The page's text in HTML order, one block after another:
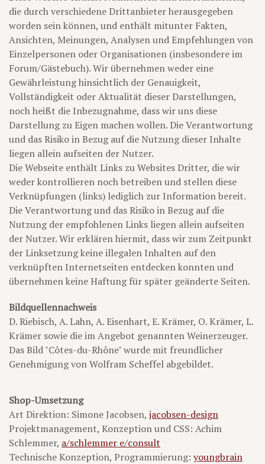
die durch verschiedene Drittanbieter herausgegeben
worden sein können, und enthält mitunter Fakten,
Ansichten, Meinungen, Analysen und Empfehlungen von
Einzelpersonen oder Organisationen (insbesondere im
Forum/Gästebuch). Wir übernehmen weder eine
Gewährleistung hinsichtlich der Genauigkeit,
Vollständigkeit oder Aktualität dieser Darstellungen,
noch heißt die Inbezugnahme, dass wir uns diese
Darstellung zu Eigen machen wollen. Die Verantwortung
und das Risiko in Bezug auf die Nutzung dieser Inhalte
liegen allein aufseiten der Nutzer.
Die Webseite enthält Links zu Websites Dritter, die wir
weder kontrollieren noch betreiben und stellen diese
Verknüpfungen (links) lediglich zur Information bereit.
Die Verantwortung und das Risiko in Bezug auf die
Nutzung der empfohlenen Links liegen allein aufseiten
der Nutzer. Wir erklären hiermit, dass wir zum Zeitpunkt
der Linksetzung keine illegalen Inhalten auf den
verknüpften Internetseiten entdecken konnten und
übernehmen keine Haftung für später geänderte Seiten.
Bildquellennachweis
D. Riebisch, A. Lahn, A. Eisenhart, E. Krämer, O. Krämer, L.
Krämer sowie die im Angebot genannten Weinerzeuger.
Das Bild "Côtes-du-Rhône" wurde mit freundlicher
Genehmigung von Wolfram Scheffel abgebildet.
Shop-Umsetzung
Art Direktion: Simone Jacobsen, jacobsen-design
Projektmanagement, Konzeption und CSS: Achim
Schlemmer, a/schlemmer e/consult
Technische Konzeption, Programmierung: youngbrain